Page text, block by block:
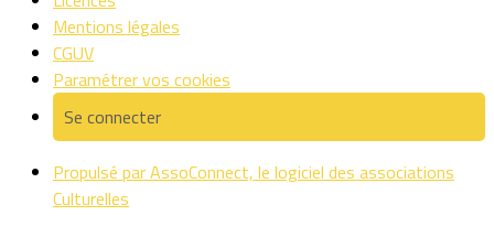
Mentions légales
CGUV
Paramétrer vos cookies
Se connecter
Propulsé par AssoConnect, le logiciel des associations
Culturelles